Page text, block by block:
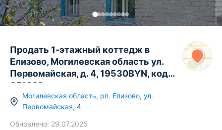
Продать 1-этажный коттедж в
Елизово, Могилевская область ул.
Первомайская, д. 4, 19530BYN, код
651829
Могилевская область, рп. Елизово, ул.
Первомайская, 4
Обновлено: 29.07.2025